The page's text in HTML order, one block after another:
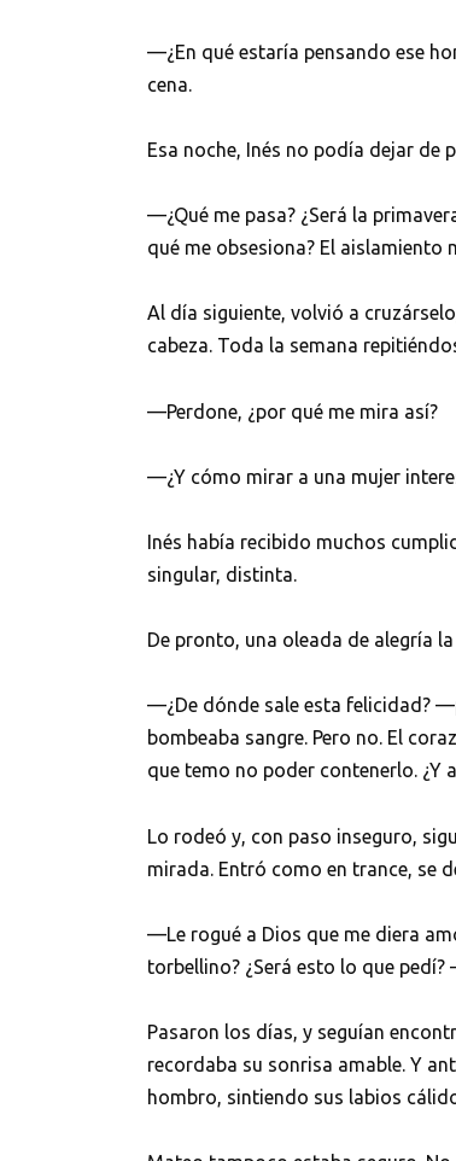
—¿En qué estaría pensando ese
cena.
Esa noche, Inés no podía dejar de
—¿Qué me pasa? ¿Será la
qué me obsesiona? El aislamiento
Al día siguiente, volvió a
cabeza. Toda la semana
—Perdone, ¿por qué me mira así?
—¿Y cómo mirar a una mujer
Inés había recibido muchos
singular, distinta.
De pronto, una oleada de alegría
—¿De dónde sale esta felicidad?
bombeaba sangre. Pero no. El
que temo no poder contenerlo. ¿Y
Lo rodeó y, con paso inseguro,
mirada. Entró como en trance, se
—Le rogué a Dios que me diera
torbellino? ¿Será esto lo que
Pasaron los días, y seguían
recordaba su sonrisa amable. Y
hombro, sintiendo sus labios